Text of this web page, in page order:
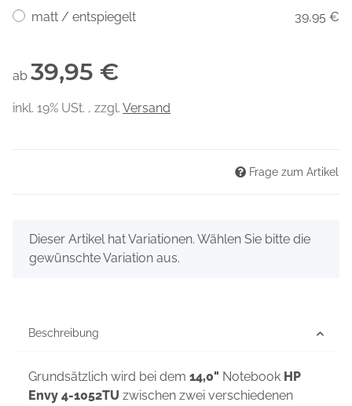
matt / entspiegelt
39,95 €
ab 39,95 €
inkl. 19% USt. , zzgl. Versand
Frage zum Artikel
x
Dieser Artikel hat Variationen. Wählen Sie bitte die
gewünschte Variation aus.
Beschreibung
Grundsätzlich wird bei dem 14,0" Notebook HP
Envy 4-1052TU zwischen zwei verschiedenen